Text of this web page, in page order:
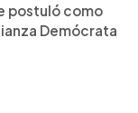
postuló como
Demócrata